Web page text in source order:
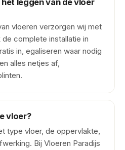
leggen van de vloer
vloeren verzorgen wij met
complete installatie in
in, egaliseren waar nodig
alles netjes af,
vloer?
type vloer, de oppervlakte,
Bij Vloeren Paradijs